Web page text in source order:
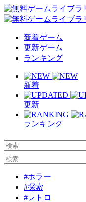
新着ゲーム
更新ゲーム
ランキング
新着
更新
ランキング
#ホラー
#探索
#レトロ